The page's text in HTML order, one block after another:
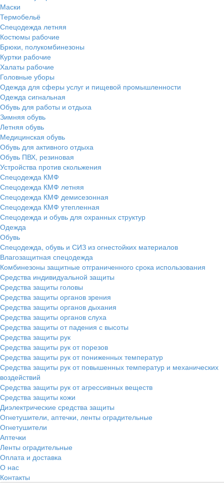
Маски
Термобельё
Спецодежда летняя
Костюмы рабочие
Брюки, полукомбинезоны
Куртки рабочие
Халаты рабочие
Головные уборы
Одежда для сферы услуг и пищевой промышленности
Одежда сигнальная
Обувь для работы и отдыха
Зимняя обувь
Летняя обувь
Медицинская обувь
Обувь для активного отдыха
Обувь ПВХ, резиновая
Устройства против скольжения
Спецодежда КМФ
Спецодежда КМФ летняя
Спецодежда КМФ демисезонная
Спецодежда КМФ утепленная
Спецодежда и обувь для охранных структур
Одежда
Обувь
Спецодежда, обувь и СИЗ из огнестойких материалов
Влагозащитная спецодежда
Комбинезоны защитные отграниченного срока использования
Средства индивидуальной защиты
Средства защиты головы
Средства защиты органов зрения
Средства защиты органов дыхания
Средства защиты органов слуха
Средства защиты от падения с высоты
Средства защиты рук
Средства защиты рук от порезов
Средства защиты рук от пониженных температур
Средства защиты рук от повышенных температур и механических
воздействий
Средства защиты рук от агрессивных веществ
Средства защиты кожи
Диэлектрические средства защиты
Огнетушители, аптечки, ленты оградительные
Огнетушители
Аптечки
Ленты оградительные
Оплата и доставка
О нас
Контакты